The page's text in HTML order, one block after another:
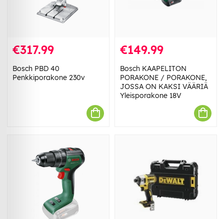
€317.99
Bosch PBD 40
Penkkiporakone 230v
€149.99
Bosch KAAPELITON
PORAKONE / PORAKONE,
JOSSA ON KAKSI VÄÄRIÄ
Yleisporakone 18V